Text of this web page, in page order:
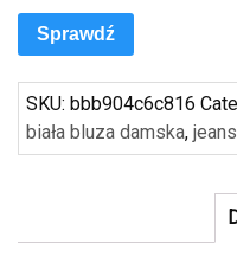
Sprawdź
SKU: bbb904c6c816
biała bluza damska,